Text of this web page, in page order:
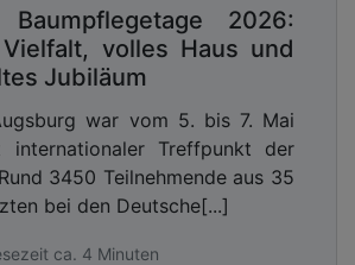
Baumpflegetage 2026:
volles Haus und
Jubiläum
war vom 5. bis 7. Mai
internationaler Treffpunkt der
3450 Teilnehmende aus 35
bei den Deutsche[...]
ca. 4 Minuten